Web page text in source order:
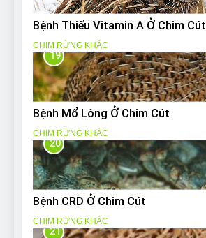
Bệnh Thiếu Vitamin A Ở Chim Cút
CHIM RỪNG KHÁC
19
Bệnh Mổ Lông Ở Chim Cút
CHIM RỪNG KHÁC
20
Bệnh CRD Ở Chim Cút
CHIM RỪNG KHÁC
21